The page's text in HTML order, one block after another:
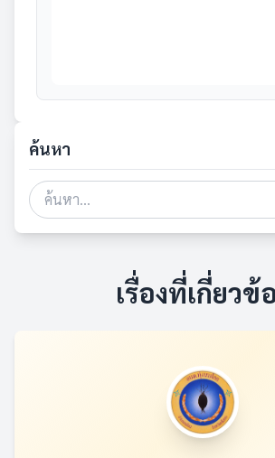
ค้นหา
เรื่องที่เกี่ยวข้